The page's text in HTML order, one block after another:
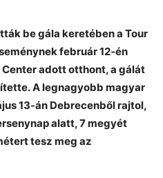
be gála keretében a Tour
február 12-én
adott otthont, a gálát
A legnagyobb magyar
13-án Debrecenből rajtol,
alatt, 7 megyét
tesz meg az